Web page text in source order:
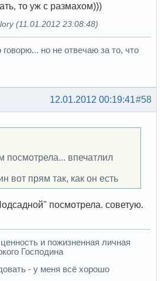
то уж с размахом)))
(11.01.2012 23:08:48)
но не отвечаю за то, что
#58
12.01.2012 00:19:41
посмотрела... впечатлил
вот прям так, как он есть
посмотрела. советую.
и пожизненная личная
Господина
- у меня всё хорошо